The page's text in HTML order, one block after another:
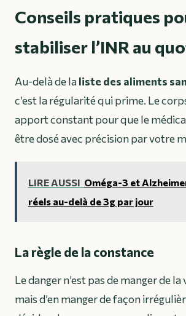
Conseils pratiques
stabiliser l’INR au
Au-delà de laliste des aliments
c’est la régularité qui prime. Le
apport constant pour que le
être dosé avec précision par votre
LIRE AUSSI Oméga-3 et
réels au-delà de 3g par jour
La règle de la constance
Le danger n’est pas de manger de
mais d’en manger de façon